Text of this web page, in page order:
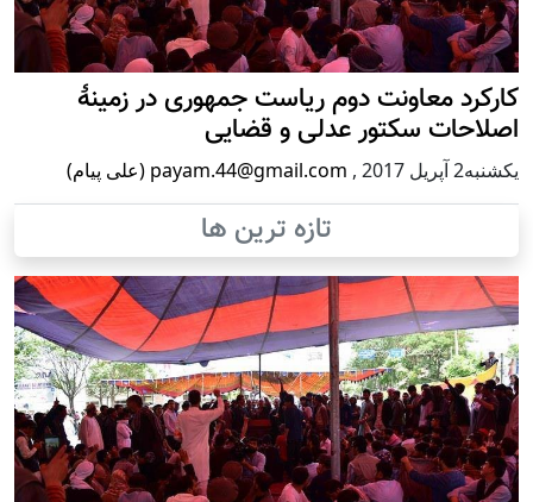
کارکرد معاونت دوم ریاست جمهوری در زمینۀ
اصلاحات سکتور عدلی و قضایی
يكشنبه2 آپریل 2017 , payam.44@gmail.com (علی پیام)
تازه ترین ها